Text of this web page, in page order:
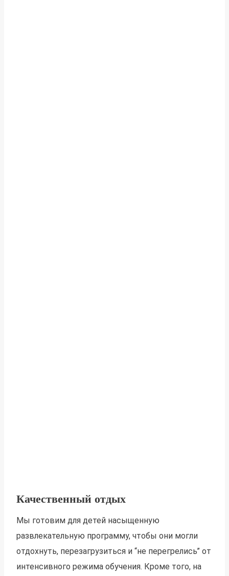
Качественный отдых
Мы готовим для детей насыщенную
развлекательную программу, чтобы они могли
отдохнуть, перезагрузиться и “не перегрелись” от
интенсивного режима обучения. Кроме того, на